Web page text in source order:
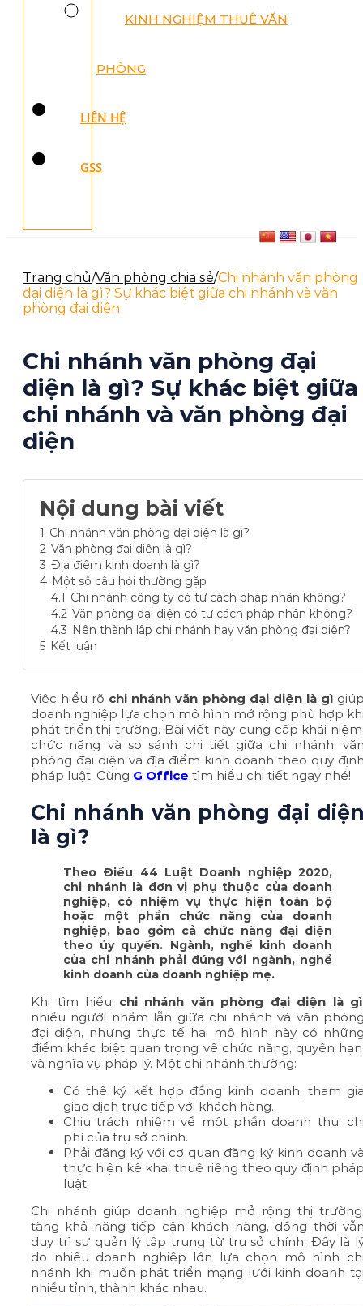
KINH NGHIỆM THUÊ VĂN
PHÒNG
LIÊN HỆ
GSS
Trang chủ/Văn phòng chia sẻ/Chi nhánh văn phòng
đại diện là gì​? Sự khác biệt giữa chi nhánh và văn
phòng đại diện
Chi nhánh văn phòng đại
diện là gì​? Sự khác biệt giữa
chi nhánh và văn phòng đại
diện
Nội dung bài viết
1 Chi nhánh văn phòng đại diện là gì?
2 Văn phòng đại diện là gì?
3 Địa điểm kinh doanh là gì?
4 Một số câu hỏi thường gặp
4.1 Chi nhánh công ty có tư cách pháp nhân không?
4.2 Văn phòng đại diện có tư cách pháp nhân không?
4.3 Nên thành lập chi nhánh hay văn phòng đại diện?
5 Kết luận
Việc hiểu rõ chi nhánh văn phòng đại diện là gì
doanh nghiệp lựa chọn mô hình mở rộng phù hợp
phát triển thị trường. Bài viết này cung cấp khái
chức năng và so sánh chi tiết giữa chi nhánh,
phòng đại diện và địa điểm kinh doanh theo quy
pháp luật. Cùng G Office tìm hiểu chi tiết ngay nhé!
Chi nhánh văn phòng đại
là gì?
Theo Điều 44 Luật Doanh nghiệp 2020,
chi nhánh là đơn vị phụ thuộc của doanh
nghiệp, có nhiệm vụ thực hiện toàn bộ
hoặc một phần chức năng của doanh
nghiệp, bao gồm cả chức năng đại diện
theo ủy quyền. Ngành, nghề kinh doanh
của chi nhánh phải đúng với ngành, nghề
kinh doanh của doanh nghiệp mẹ.
Khi tìm hiểu chi nhánh văn phòng đại diện là gì
nhiều người nhầm lẫn giữa chi nhánh và văn
đại diện, nhưng thực tế hai mô hình này có
điểm khác biệt quan trọng về chức năng, quyền
và nghĩa vụ pháp lý. Một chi nhánh thường:
Có thể ký kết hợp đồng kinh doanh, tham
giao dịch trực tiếp với khách hàng.
Chịu trách nhiệm về một phần doanh thu,
phí của trụ sở chính.
Phải đăng ký với cơ quan đăng ký kinh doanh
thực hiện kê khai thuế riêng theo quy định
luật.
Chi nhánh giúp doanh nghiệp mở rộng thị
tăng khả năng tiếp cận khách hàng, đồng thời
duy trì sự quản lý tập trung từ trụ sở chính. Đây là
do nhiều doanh nghiệp lớn lựa chọn mô hình
nhánh khi muốn phát triển mạng lưới kinh doanh
nhiều tỉnh, thành khác nhau.